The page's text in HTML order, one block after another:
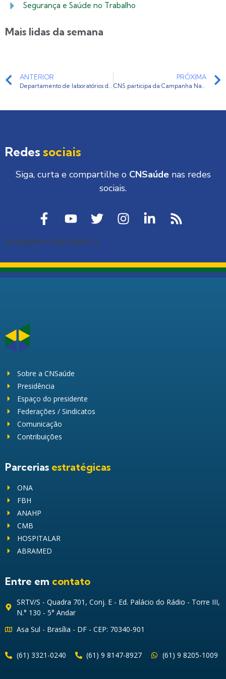
Segurança e Saúde no Trabalho
Mais lidas da semana
ANTERIOR
Departamento de laboratórios da CNS prioriza ações para 2018
PRÓXIMA
CNS participa da Campanha Nacional de Prevenção de Acidentes do Trabalho – CANPAT 2018
Redes sociais
Siga, curta e compartilhe o CNSaúdenas redes
sociais.
[instagram-feed feed=1]
Sobre a CNSaúde
Presidência
Espaço do presidente
Federações / Sindicatos
Comunicação
Contribuições
Parcerias estratégicas
ONA
FBH
ANAHP
CMB
HOSPITALAR
ABRAMED
Entre em contato
SRTV/S - Quadra 701, Conj. E - Ed. Palácio do Rádio - Torre III,
N.° 130 - 5° Andar
Asa Sul - Brasília - DF - CEP: 70340-901
(61) 3321-0240 (61) 9 8147-8927 (61) 9 8205-1009